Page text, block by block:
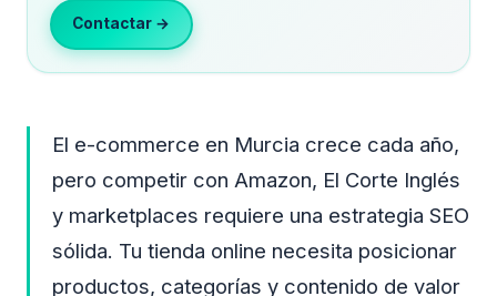
Contactar →
El e-commerce en Murcia crece cada año,
pero competir con Amazon, El Corte Inglés
y marketplaces requiere una estrategia SEO
sólida. Tu tienda online necesita posicionar
productos, categorías y contenido de valor